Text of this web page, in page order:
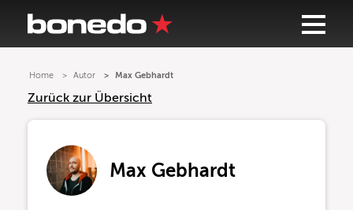
Home Autor Max Gebhardt
Zurück zur Übersicht
Max Gebhardt